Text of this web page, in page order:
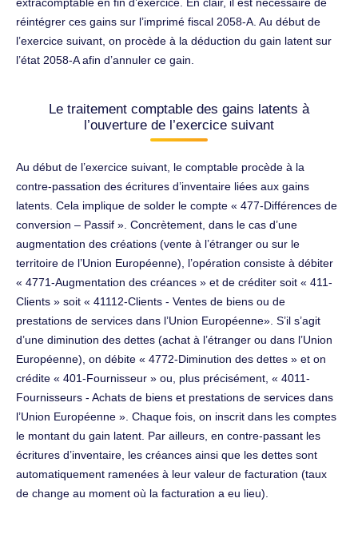
réintégrer ces gains sur l’imprimé fiscal 2058-A. Au début de
l’exercice suivant, on procède à la déduction du gain latent sur
l’état 2058-A afin d’annuler ce gain.
Le traitement comptable des gains latents à
l’ouverture de l’exercice suivant
Au début de l’exercice suivant, le comptable procède à la
contre-passation des écritures d’inventaire liées aux gains
latents. Cela implique de solder le compte « 477-Différences de
conversion – Passif ». Concrètement, dans le cas d’une
augmentation des créations (vente à l’étranger ou sur le
territoire de l’Union Européenne), l’opération consiste à débiter
« 4771-Augmentation des créances » et de créditer soit « 411-
Clients » soit « 41112-Clients - Ventes de biens ou de
prestations de services dans l’Union Européenne». S’il s’agit
d’une diminution des dettes (achat à l’étranger ou dans l’Union
Européenne), on débite « 4772-Diminution des dettes » et on
crédite « 401-Fournisseur » ou, plus précisément, « 4011-
Fournisseurs - Achats de biens et prestations de services dans
l’Union Européenne ». Chaque fois, on inscrit dans les comptes
le montant du gain latent. Par ailleurs, en contre-passant les
écritures d’inventaire, les créances ainsi que les dettes sont
automatiquement ramenées à leur valeur de facturation (taux
de change au moment où la facturation a eu lieu).